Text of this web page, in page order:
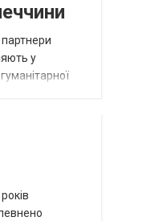
партнери
у